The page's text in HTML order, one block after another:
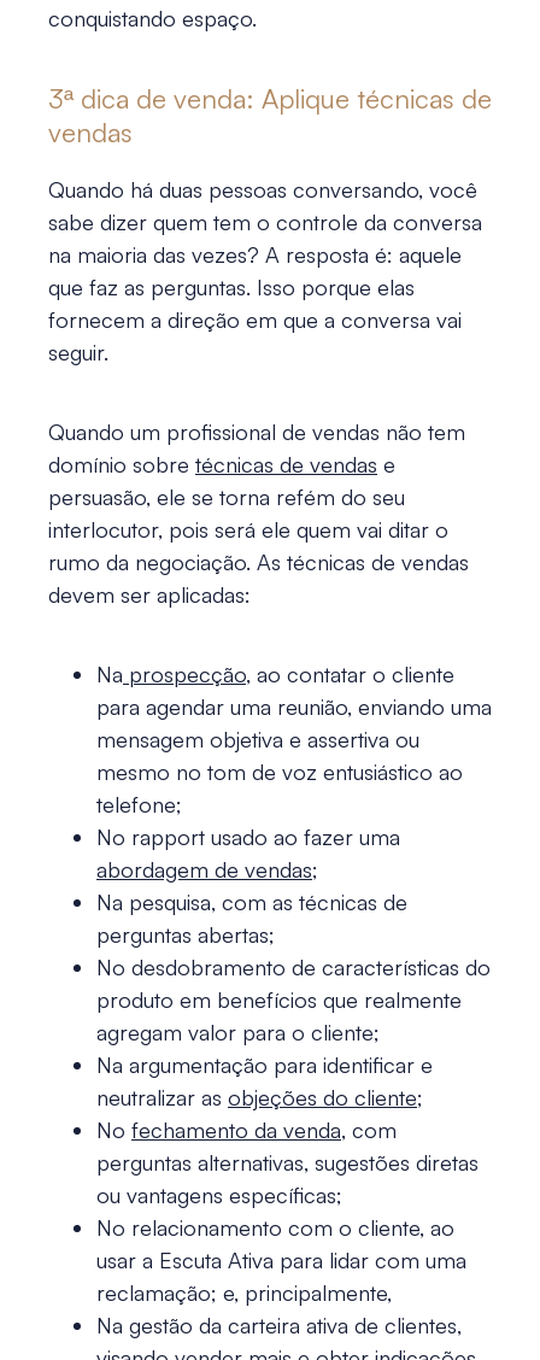
conquistando espaço.
3ª dica de venda: Aplique técnicas de
vendas
Quando há duas pessoas conversando, você
sabe dizer quem tem o controle da conversa
na maioria das vezes? A resposta é: aquele
que faz as perguntas. Isso porque elas
fornecem a direção em que a conversa vai
seguir.
Quando um profissional de vendas não tem
domínio sobre técnicas de vendas e
persuasão, ele se torna refém do seu
interlocutor, pois será ele quem vai ditar o
rumo da negociação. As técnicas de vendas
devem ser aplicadas:
Na prospecção, ao contatar o cliente
para agendar uma reunião, enviando uma
mensagem objetiva e assertiva ou
mesmo no tom de voz entusiástico ao
telefone;
No rapport usado ao fazer uma
abordagem de vendas;
Na pesquisa, com as técnicas de
perguntas abertas;
No desdobramento de características do
produto em benefícios que realmente
agregam valor para o cliente;
Na argumentação para identificar e
neutralizar as objeções do cliente;
No fechamento da venda, com
perguntas alternativas, sugestões diretas
ou vantagens específicas;
No relacionamento com o cliente, ao
usar a Escuta Ativa para lidar com uma
reclamação; e, principalmente,
Na gestão da carteira ativa de clientes,